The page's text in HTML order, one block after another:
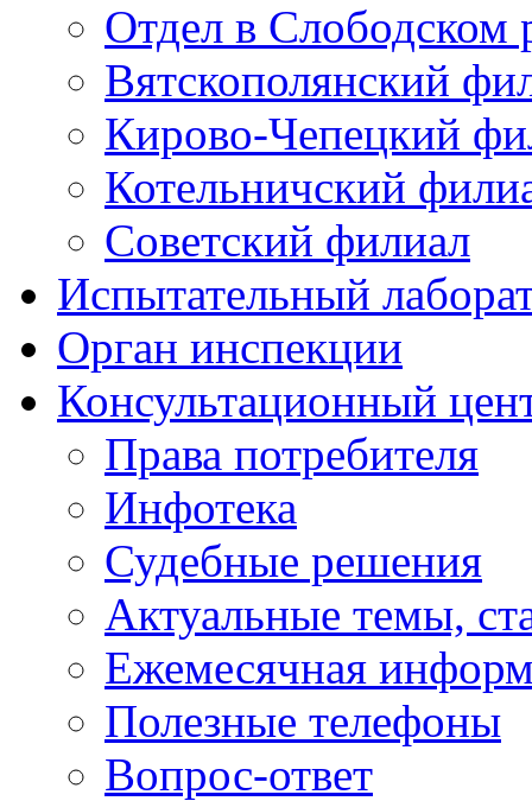
Отдел в Слободском
Вятскополянский
Кирово-Чепецкий
Котельничский
Советский филиал
Испытательный
Орган инспекции
Консультационный
Права потребителя
Инфотека
Судебные решения
Актуальные темы,
Ежемесячная
Полезные телефоны
Вопрос-ответ